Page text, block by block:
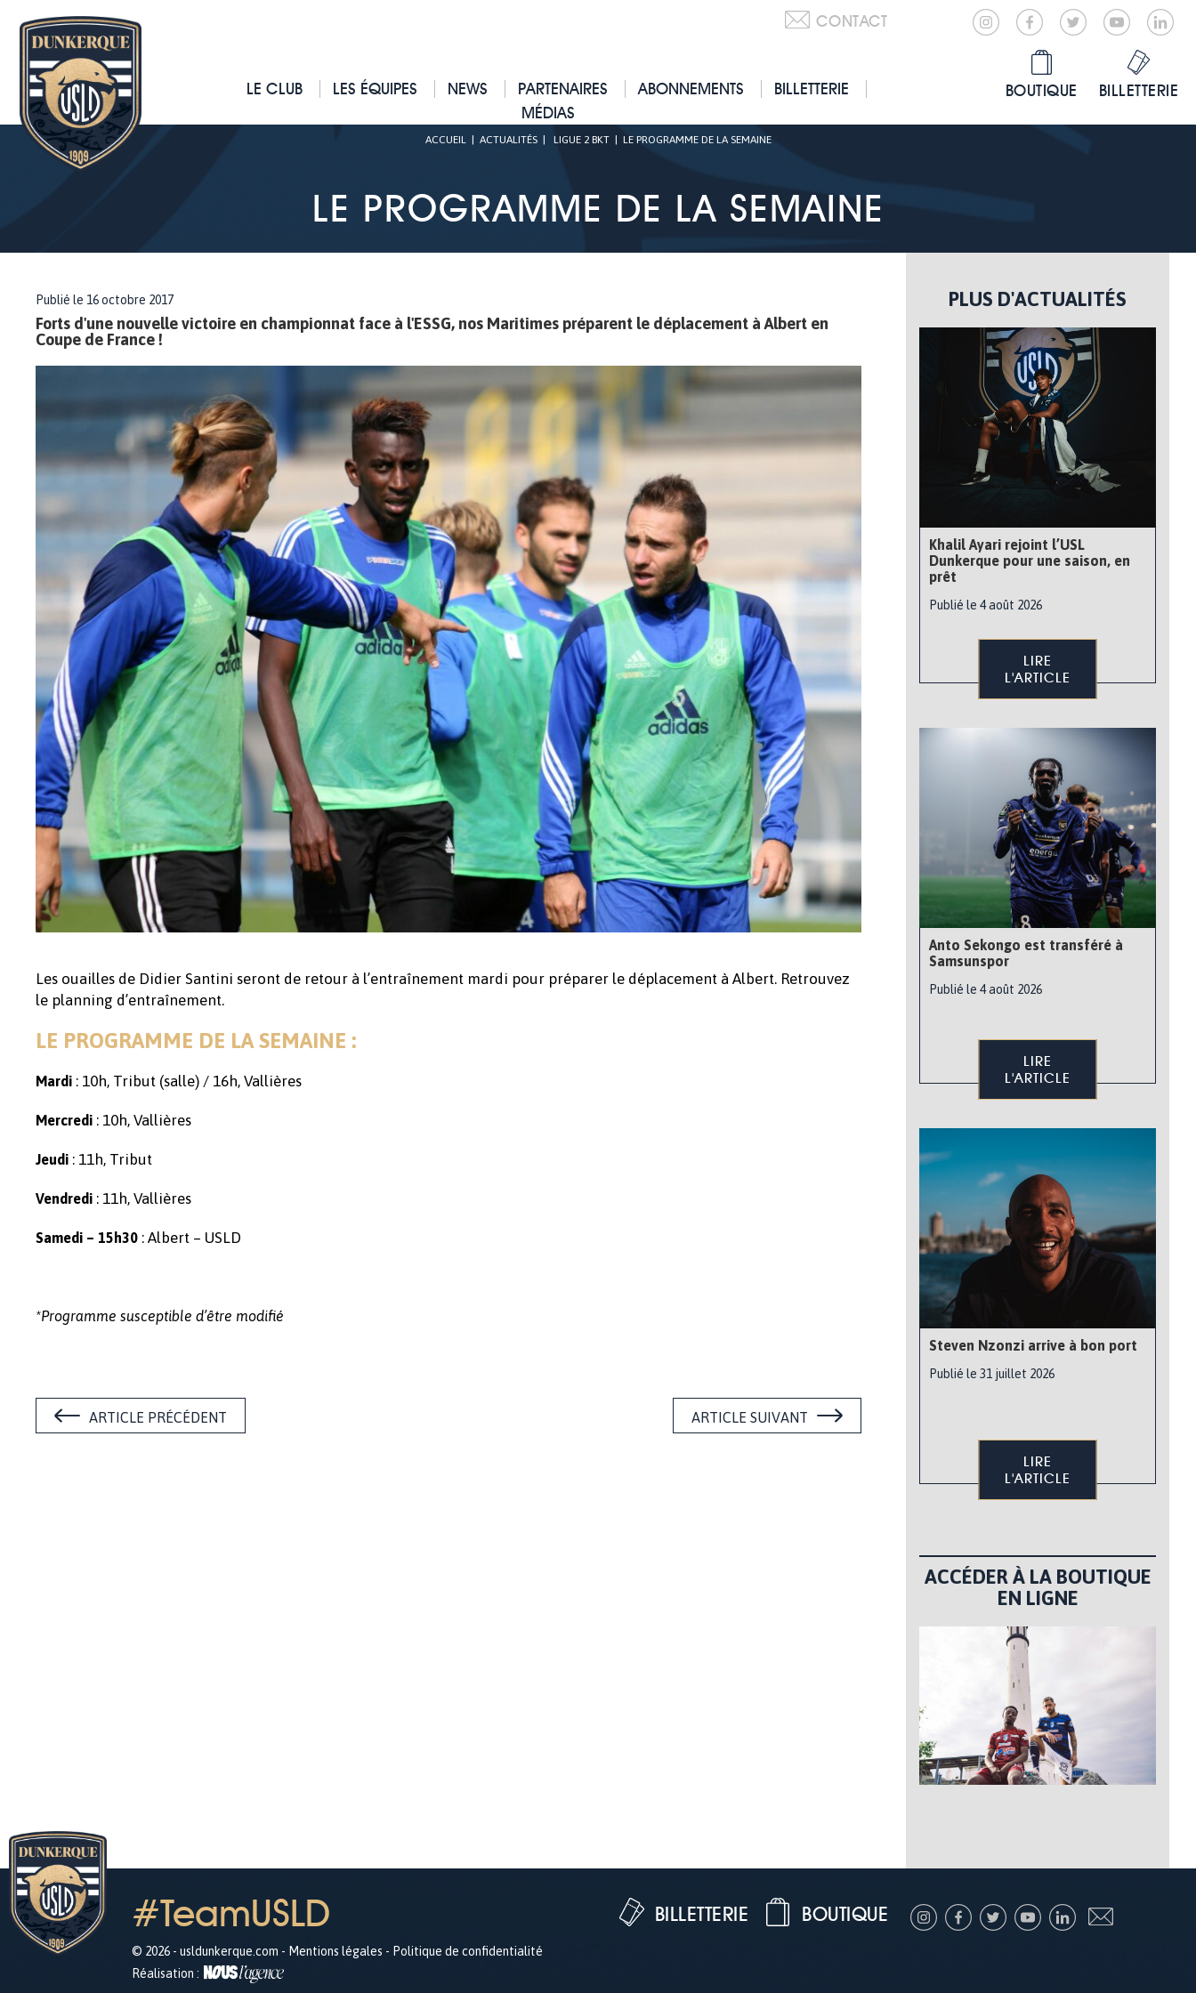
CONTACT
LE CLUB LES ÉQUIPES NEWS PARTENAIRES ABONNEMENTS
BILLETTERIE
MÉDIAS
BOUTIQUE BILLETTERIE
ACCUEIL| ACTUALITÉS| LIGUE 2 BKT| LE PROGRAMME DE LA SEMAINE
LE PROGRAMME DE LA SEMAINE
Publié le 16 octobre 2017
Forts d'une nouvelle victoire en championnat face à l'ESSG, nos Maritimes préparent le déplacement à Albert en
Coupe de France !
Les ouailles de Didier Santini seront de retour à l’entraînement mardi pour préparer le déplacement à Albert. Retrouvez
le planning d’entraînement.
LE PROGRAMME DE LA SEMAINE :
Mardi : 10h, Tribut (salle) / 16h, Vallières
Mercredi : 10h, Vallières
Jeudi : 11h, Tribut
Vendredi : 11h, Vallières
Samedi – 15h30 : Albert – USLD
*Programme susceptible d’être modifié
ARTICLE PRÉCÉDENT ARTICLE SUIVANT
PLUS D'ACTUALITÉS
Khalil Ayari rejoint l’USL
Dunkerque pour une saison, en
prêt
Publié le 4 août 2026
LIRE
L'ARTICLE
Anto Sekongo est transféré à
Samsunspor
Publié le 4 août 2026
LIRE
L'ARTICLE
Steven Nzonzi arrive à bon port
Publié le 31 juillet 2026
LIRE
L'ARTICLE
ACCÉDER À LA BOUTIQUE
EN LIGNE
#TeamUSLD
© 2026 - usldunkerque.com - Mentions légales - Politique de confidentialité
Réalisation :
BOUTIQUE
BILLETTERIE